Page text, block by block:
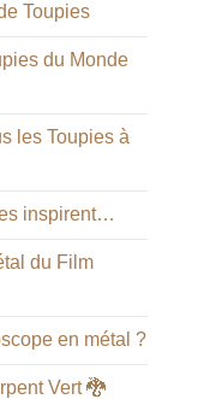
Toupies
du Monde
les Toupies à
inspirent…
du Film
en métal ?
Vert 🐉